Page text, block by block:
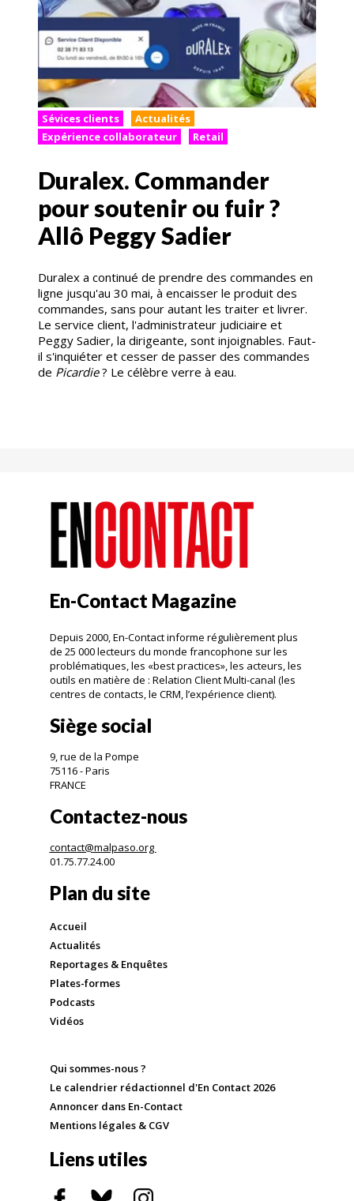
Sévices clients
Actualités
Expérience collaborateur
Retail
Duralex. Commander
pour soutenir ou fuir ?
Allô Peggy Sadier
Duralex a continué de prendre des commandes en
ligne jusqu'au 30 mai, à encaisser le produit des
commandes, sans pour autant les traiter et livrer.
Le service client, l'administrateur judiciaire et
Peggy Sadier, la dirigeante, sont injoignables. Faut-
il s'inquiéter et cesser de passer des commandes
de Picardie? Le célèbre verre à eau.
En-Contact Magazine
Depuis 2000, En-Contact informe régulièrement plus
de 25 000 lecteurs du monde francophone sur les
problématiques, les «best practices», les acteurs, les
outils en matière de : Relation Client Multi-canal (les
centres de contacts, le CRM, l’expérience client).
Siège social
9, rue de la Pompe
75116 - Paris
FRANCE
Contactez-nous
contact@malpaso.org
01.75.77.24.00
Plan du site
Accueil
Actualités
Reportages & Enquêtes
Plates-formes
Podcasts
Vidéos
Qui sommes-nous ?
Le calendrier rédactionnel d'En Contact 2026
Annoncer dans En-Contact
Mentions légales & CGV
Liens utiles